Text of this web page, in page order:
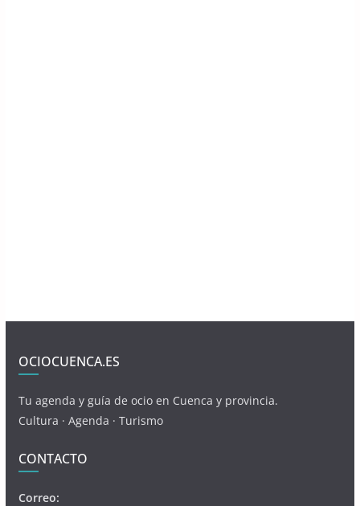
OCIOCUENCA.ES
Tu agenda y guía de ocio en Cuenca y provincia.
Cultura · Agenda · Turismo
CONTACTO
Correo: